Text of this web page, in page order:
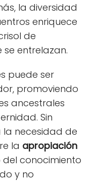
la diversidad
enriquece
de
entrelazan.
puede ser
promoviendo
ancestrales
Sin
necesidad de
la apropiación
conocimiento
y no